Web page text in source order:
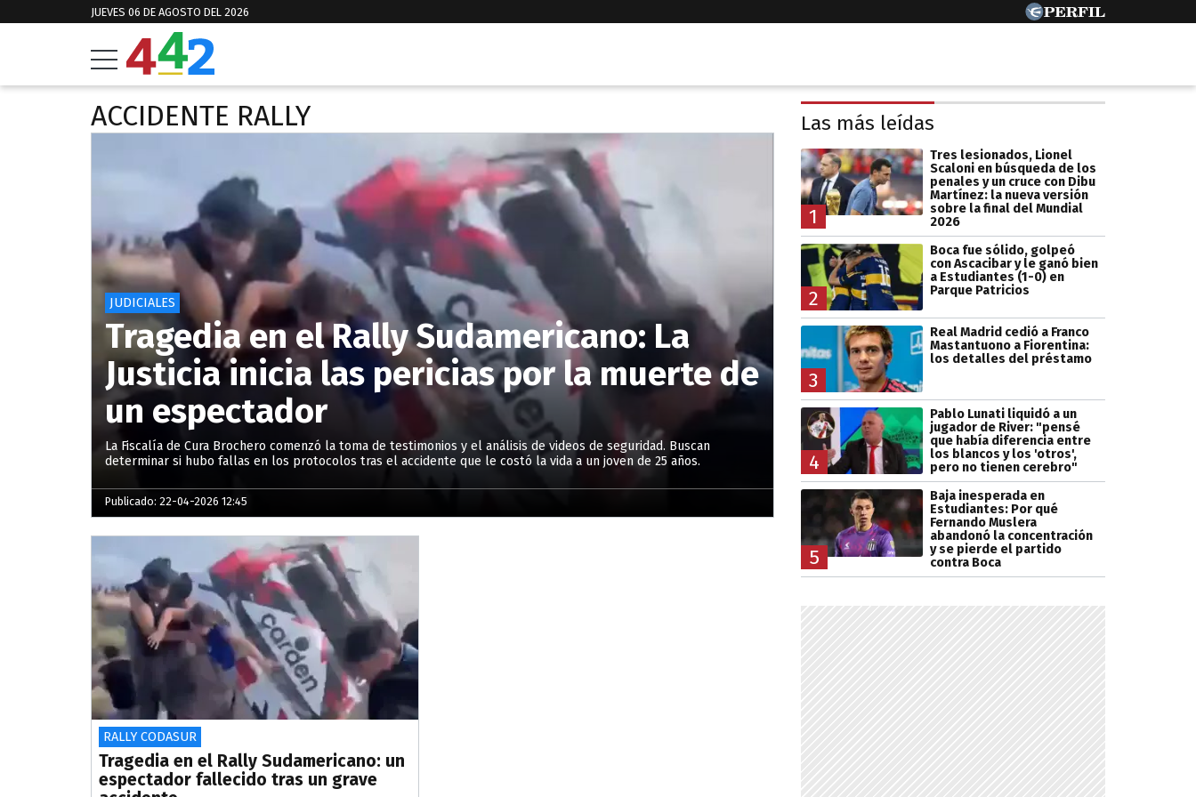
JUEVES 06 DE AGOSTO DEL 2026
ACCIDENTE RALLY
JUDICIALES
Tragedia en el Rally Sudamericano: La
Justicia inicia las pericias por la muerte de
un espectador
La Fiscalía de Cura Brochero comenzó la toma de testimonios y el análisis de videos de seguridad. Buscan
determinar si hubo fallas en los protocolos tras el accidente que le costó la vida a un joven de 25 años.
Publicado: 22-04-2026 12:45
RALLY CODASUR
Tragedia en el Rally Sudamericano: un
espectador fallecido tras un grave
Las más leídas
1
Tres lesionados, Lionel
Scaloni en búsqueda de los
penales y un cruce con Dibu
Martínez: la nueva versión
sobre la final del Mundial
2026
2
Boca fue sólido, golpeó
con Ascacibar y le ganó bien
a Estudiantes (1-0) en
Parque Patricios
3
Real Madrid cedió a Franco
Mastantuono a Fiorentina:
los detalles del préstamo
4
Pablo Lunati liquidó a un
jugador de River: "pensé
que había diferencia entre
los blancos y los 'otros',
pero no tienen cerebro"
5
Baja inesperada en
Estudiantes: Por qué
Fernando Muslera
abandonó la concentración
y se pierde el partido
contra Boca